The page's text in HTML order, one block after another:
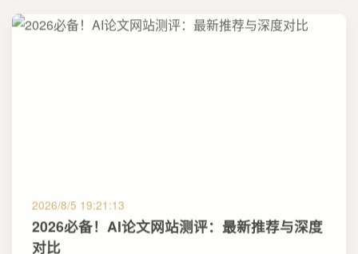
2026/8/5 19:21:13
2026必备！AI论文网站测评：最新推荐与深度
对比